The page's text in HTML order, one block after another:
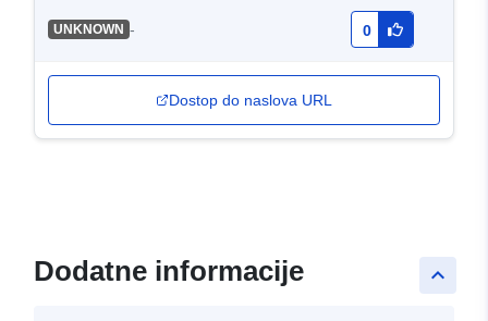
UNKNOWN - 0
Dostop do naslova URL
keyboard_arrow_up
Dodatne informacije